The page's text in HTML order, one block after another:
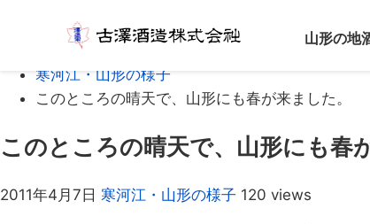
山形の地
Home
ブログ
寒河江・山形の様子
このところの晴天で、山形にも春が来ました。
このところの晴天で、山形にも春
2011年4月7日 寒河江・山形の様子 120 views